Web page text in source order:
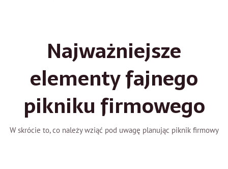
Najważniejsze
elementy fajnego
pikniku firmowego
W skrócie to, co należy wziąć pod uwagę planując piknik firmowy